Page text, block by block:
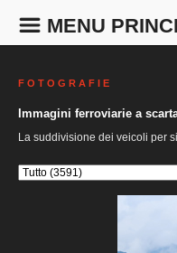
MENU
F O T O G R A F I E
Immagini ferroviarie a
La suddivisione dei veicoli per